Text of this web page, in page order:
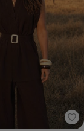
Preta em